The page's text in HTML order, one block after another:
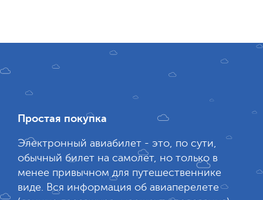
Простая покупка
Электронный авиабилет - это, по сути,
обычный билет на самолет, но только в
менее привычном для путешественнике
виде. Вся информация об авиаперелете